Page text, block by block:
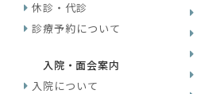
休診・代診
診療予約について
入院・面会案内
入院について